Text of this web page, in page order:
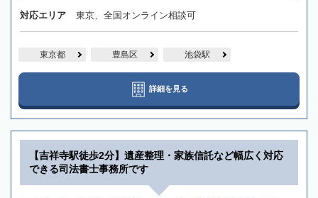
対応エリア 東京、全国オンライン相談可
東京都 豊島区 池袋駅
詳細を見る
【吉祥寺駅徒歩2分】遺産整理・家族信託など幅広く対応
できる司法書士事務所です